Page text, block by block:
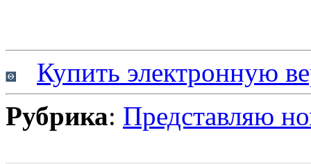
Купить электронную
Рубрика: Представляю